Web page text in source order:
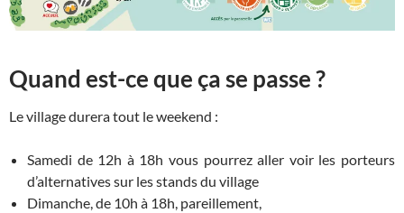
Quand est-ce que ça se passe ?
Le village durera tout le weekend :
Samedi de 12h à 18h vous pourrez aller voir les porteurs
d’alternatives sur les stands du village
Dimanche, de 10h à 18h, pareillement,